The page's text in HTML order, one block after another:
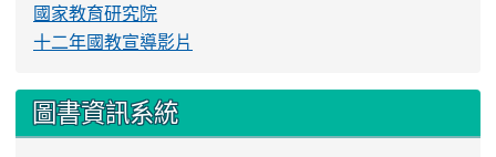
國家教育研究院
十二年國教宣導影片
圖書資訊系統